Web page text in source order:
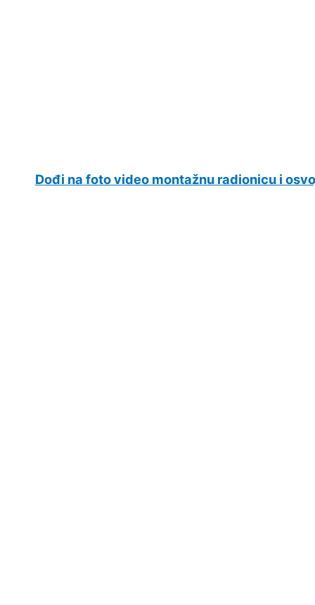
Dođi na foto video montažnu radionicu i